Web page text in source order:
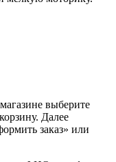
выберите
Далее
заказ» или